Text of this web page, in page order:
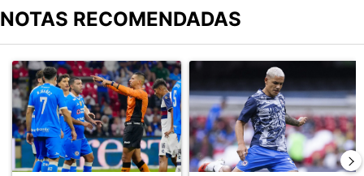
NOTAS RECOMENDADAS
Un artículo de tendencia con el título "Cruz Azul 2-3 Atlante:
Un artículo de tendencia con